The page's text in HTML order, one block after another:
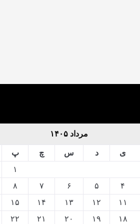
مرداد ۱۴۰۵
ی د س چ پ
۱
۴ ۵ ۶ ۷ ۸
۱۱ ۱۲ ۱۳ ۱۴ ۱۵
۱۸ ۱۹ ۲۰ ۲۱ ۲۲